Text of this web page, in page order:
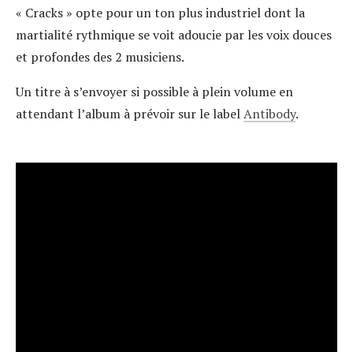
« Cracks » opte pour un ton plus industriel dont la
martialité rythmique se voit adoucie par les voix douces
et profondes des 2 musiciens.
Un titre à s’envoyer si possible à plein volume en
attendant l’album à prévoir sur le labelAntibody.